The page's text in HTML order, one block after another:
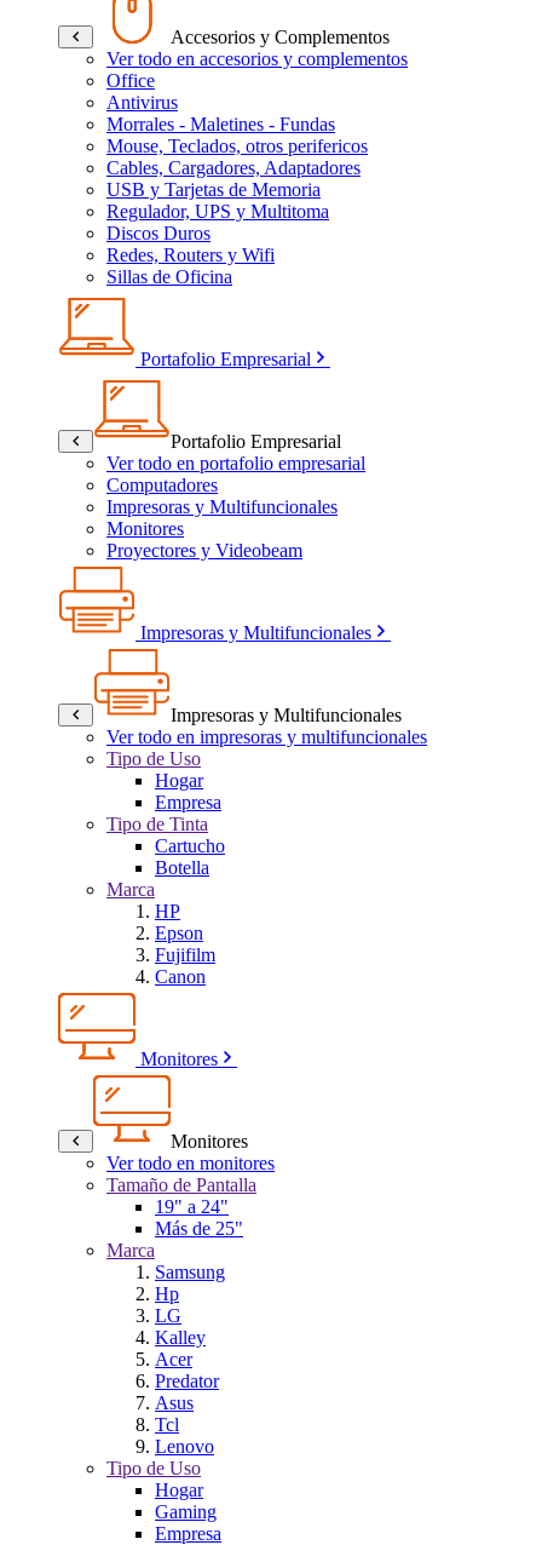
Accesorios y Complementos
Ver todo en accesorios y complementos
Office
Antivirus
Morrales - Maletines - Fundas
Mouse, Teclados, otros perifericos
Cables, Cargadores, Adaptadores
USB y Tarjetas de Memoria
Regulador, UPS y Multitoma
Discos Duros
Redes, Routers y Wifi
Sillas de Oficina
Portafolio Empresarial
Portafolio Empresarial
Ver todo en portafolio empresarial
Computadores
Impresoras y Multifuncionales
Monitores
Proyectores y Videobeam
Impresoras y Multifuncionales
Impresoras y Multifuncionales
Ver todo en impresoras y multifuncionales
Tipo de Uso
Hogar
Empresa
Tipo de Tinta
Cartucho
Botella
Marca
HP
Epson
Fujifilm
Canon
Monitores
Monitores
Ver todo en monitores
Tamaño de Pantalla
19" a 24"
Más de 25"
Marca
Samsung
Hp
LG
Kalley
Acer
Predator
Asus
Tcl
Lenovo
Tipo de Uso
Hogar
Gaming
Empresa